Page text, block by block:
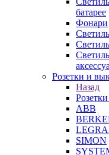
батарее
Фонари
Розетки и
Назад
ABB
SIMON